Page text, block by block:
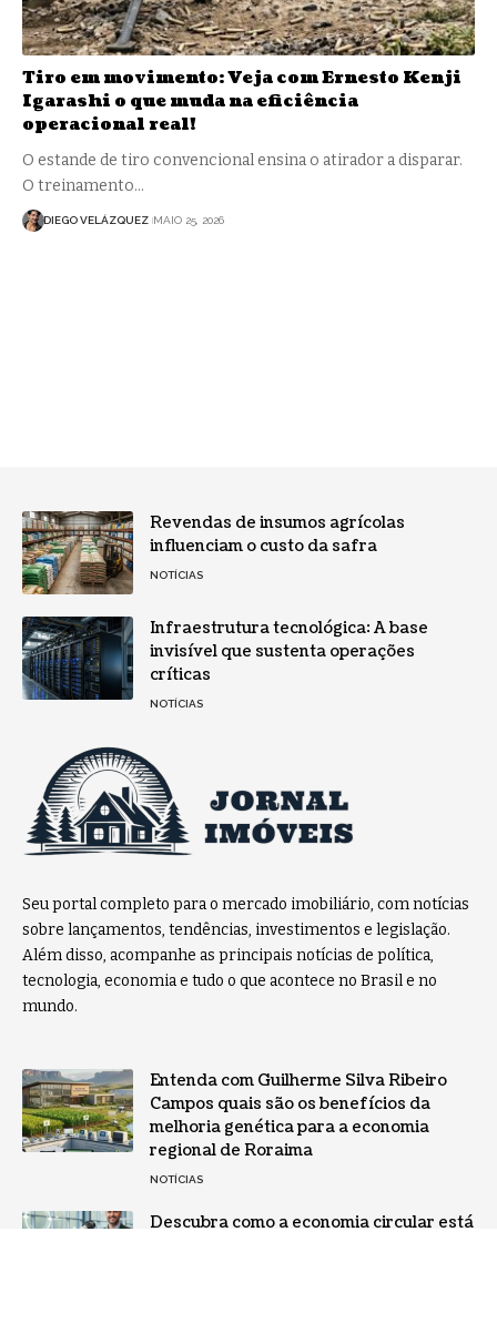
Tiro em movimento: Veja com Ernesto Kenji
Igarashi o que muda na eficiência
operacional real!
O estande de tiro convencional ensina o atirador a disparar.
O treinamento…
DIEGO VELÁZQUEZ MAIO 25, 2026
Revendas de insumos agrícolas
influenciam o custo da safra
NOTÍCIAS
Infraestrutura tecnológica: A base
invisível que sustenta operações
críticas
NOTÍCIAS
Seu portal completo para o mercado imobiliário, com notícias
sobre lançamentos, tendências, investimentos e legislação.
Além disso, acompanhe as principais notícias de política,
tecnologia, economia e tudo o que acontece no Brasil e no
mundo.
Entenda com Guilherme Silva Ribeiro
Campos quais são os benefícios da
melhoria genética para a economia
regional de Roraima
NOTÍCIAS
Descubra como a economia circular está